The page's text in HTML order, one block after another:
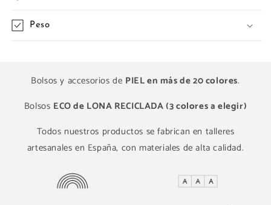
Peso
Bolsos y accesorios de PIEL en más de 20 colores.
Bolsos ECO de LONA RECICLADA (3 colores a elegir)
Todos nuestros productos se fabrican en talleres
artesanales en España, con materiales de alta calidad.